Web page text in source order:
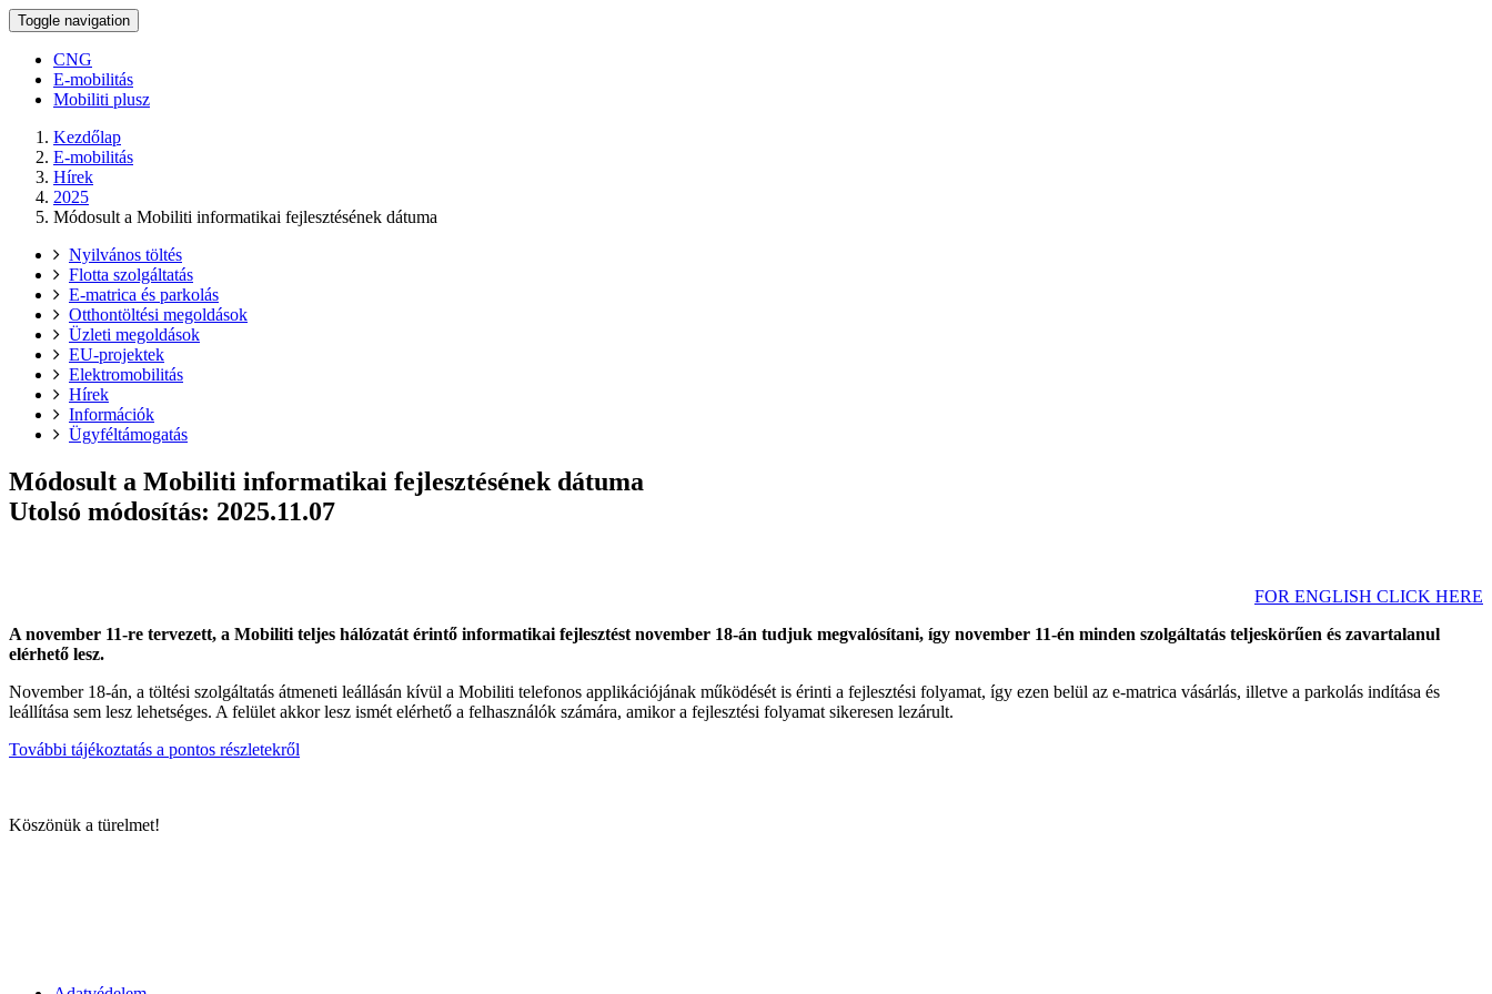
Toggle navigation
CNG
E-mobilitás
Mobiliti plusz
Kezdőlap
E-mobilitás
Hírek
2025
Módosult a Mobiliti informatikai fejlesztésének dátuma
Nyilvános töltés
Flotta szolgáltatás
E-matrica és parkolás
Otthontöltési megoldások
Üzleti megoldások
EU-projektek
Elektromobilitás
Hírek
Információk
Ügyféltámogatás
Módosult a Mobiliti informatikai fejlesztésének dátuma
Utolsó módosítás: 2025.11.07
FOR ENGLISH CLICK HERE
A november 11-re tervezett, a Mobiliti teljes hálózatát érintő informatikai fejlesztést november 18-án tudjuk megvalósítani, így november 11-én minden szolgáltatás teljeskörűen és zavartalanul
elérhető lesz.
November 18-án, a töltési szolgáltatás átmeneti leállásán kívül a Mobiliti telefonos applikációjának működését is érinti a fejlesztési folyamat, így ezen belül az e-matrica vásárlás, illetve a parkolás indítása és
leállítása sem lesz lehetséges. A felület akkor lesz ismét elérhető a felhasználók számára, amikor a fejlesztési folyamat sikeresen lezárult.
További tájékoztatás a pontos részletekről
Köszönük a türelmet!